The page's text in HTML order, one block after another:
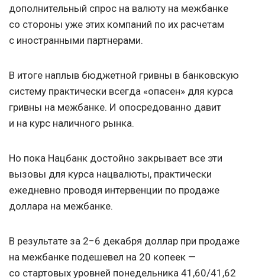
дополнительный спрос на валюту на межбанке
со стороны уже этих компаний по их расчетам
с иностранными партнерами.
В итоге наплыв бюджетной гривны в банковскую
систему практически всегда «опасен» для курса
гривны на межбанке. И опосредованно давит
и на курс наличного рынка.
Но пока Нацбанк достойно закрывает все эти
вызовы для курса нацвалюты, практически
ежедневно проводя интервенции по продаже
доллара на межбанке.
В результате за 2−6 декабря доллар при продаже
на межбанке подешевел на 20 копеек —
со стартовых уровней понедельника 41,60/41,62